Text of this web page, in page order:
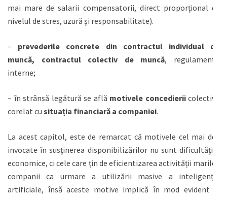
mai mare de salarii compensatorii, direct proporțional cu
nivelul de stres, uzură și responsabilitate).
– prevederile concrete din contractul individual de
muncă, contractul colectiv de muncă, regulamente
interne;
– în strânsă legătură se află motivele concedieriicolective
corelat cu situația financiară a companiei.
La acest capitol, este de remarcat că motivele cel mai des
invocate în susținerea disponibilizărilor nu sunt dificultățile
economice, ci cele care țin de eficientizarea activității marilor
companii ca urmare a utilizării masive a inteligenței
artificiale, însă aceste motive implică în mod evident și